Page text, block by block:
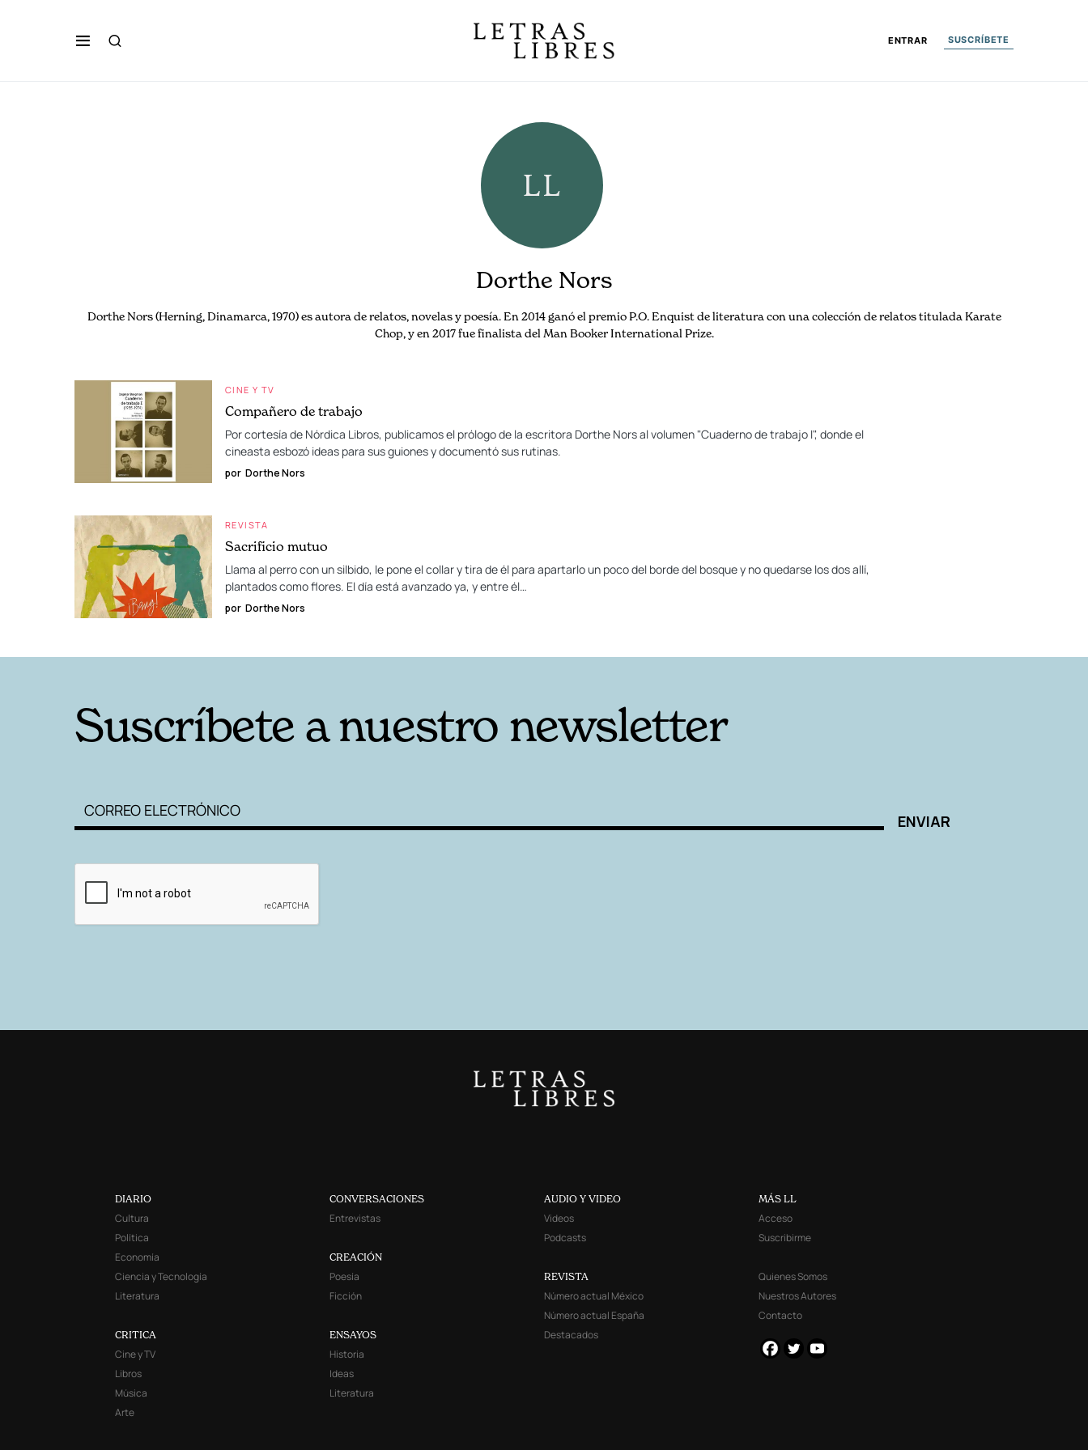
ENTRAR SUSCRÍBETE
Dorthe Nors
Dorthe Nors (Herning, Dinamarca, 1970) es autora de relatos, novelas y poesía. En 2014 ganó el premio P.O. Enquist de literatura con una colección de relatos titulada Karate
Chop, y en 2017 fue finalista del Man Booker International Prize.
CINE Y TV
Compañero de trabajo
Por cortesía de Nórdica Libros, publicamos el prólogo de la escritora Dorthe Nors al volumen "Cuaderno de trabajo I", donde el
cineasta esbozó ideas para sus guiones y documentó sus rutinas.
por Dorthe Nors
REVISTA
Sacrificio mutuo
Llama al perro con un silbido, le pone el collar y tira de él para apartarlo un poco del borde del bosque y no quedarse los dos allí,
plantados como flores. El día está avanzado ya, y entre él…
por Dorthe Nors
Suscríbete a nuestro newsletter
DIARIO
Cultura
Política
Economía
Ciencia y Tecnología
Literatura
CRITICA
Cine y TV
Libros
Música
Arte
CONVERSACIONES
Entrevistas
CREACIÓN
Poesía
Ficción
ENSAYOS
Historia
Ideas
Literatura
AUDIO Y VIDEO
Videos
Podcasts
REVISTA
Número actual México
Número actual España
Destacados
MÁS LL
Acceso
Suscribirme
Quienes Somos
Nuestros Autores
Contacto